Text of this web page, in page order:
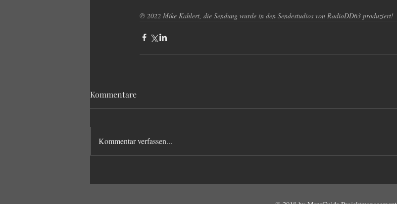
℗ 2022 Mike Kahlert, die Sendung wurde in den Sendestudios von RadioDD63 produziert!
Kommentare
Kommentar verfassen...